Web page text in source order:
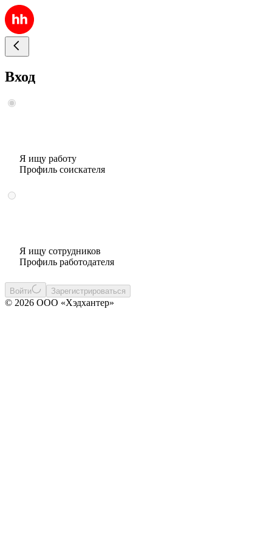
Вход
Я ищу работу
Профиль соискателя
Я ищу сотрудников
Профиль работодателя
Войти Зарегистрироваться
© 2026 ООО «Хэдхантер»